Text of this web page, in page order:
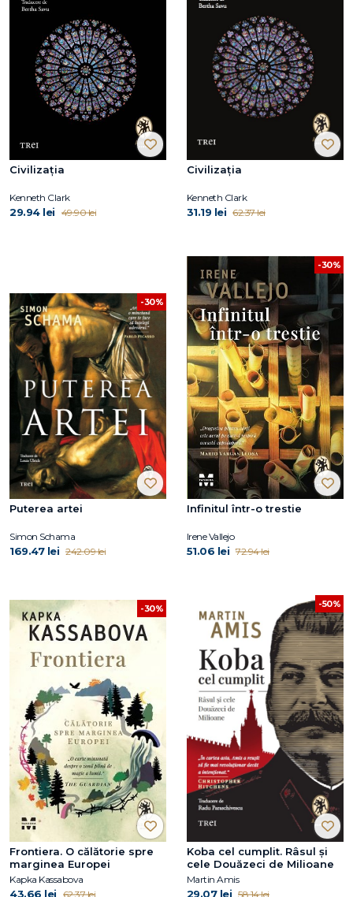
Civilizația
Kenneth Clark
29.94 lei 49.90 lei
Civilizația
Kenneth Clark
31.19 lei 62.37 lei
-30%
Puterea artei
Simon Schama
169.47 lei 242.09 lei
-30%
Infinitul într-o trestie
Irene Vallejo
51.06 lei 72.94 lei
-30%
Frontiera. O călătorie spre
marginea Europei
Kapka Kassabova
43.66 lei 62.37 lei
-50%
Koba cel cumplit. Râsul și
cele Douăzeci de Milioane
Martin Amis
29.07 lei 58.14 lei